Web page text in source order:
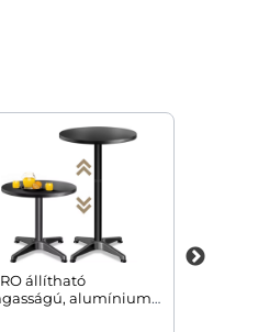
állítható
alumínium